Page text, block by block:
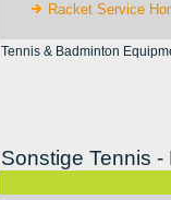
Racket Service
Tennis & Badminton
Sonstige Tennis -